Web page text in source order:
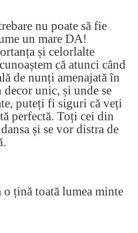
nu poate să fie
un mare DA!
și celorlalte
că atunci când
de nunți amenajată în
unic, și unde se
puteți fi siguri că veți
perfectă. Toți cei din
și se vor distra de
o țină toată lumea minte